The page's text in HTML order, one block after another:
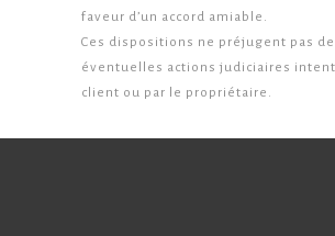
faveur d’un accord amiable.
Ces dispositions ne préjugent pas
éventuelles actions judiciaires
client ou par le propriétaire.